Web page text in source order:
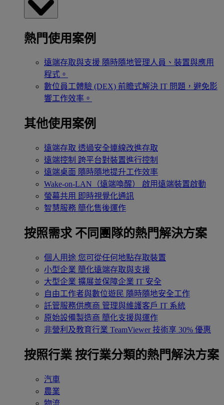
熱門使用案例
遠端存取與支援 隨時隨地管理人員、裝置與應用
程式。
數位員工體驗 (DEX) 前瞻式解決 IT 問題，避免影
響工作效率。
其他使用案例
遠端存取 透過安全連線改進存取
遠端控制 跨平台對裝置進行控制
遠端桌面 隨時隨地提升工作效率
Wake-on-LAN（遠端喚醒）
啟用遠端裝置啟動
螢幕共用 即時視覺化通訊
智慧服務 簡化售後運作
按照需求 不同團隊的熱門解決方案
個人用途 您可從任何地點存取裝置
小型企業 簡化遠端存取與支援
大型企業 擴展並保障企業 IT 安全
自由工作者與數位遊民 隨時隨地安全工作
託管服務供應商 管理與維護客戶 IT 系統
原始設備製造商 簡化支援與運作
非營利及教育行業 TeamViewer 技術享 30% 優惠
按照行業 按行業分類的熱門解決方案
汽車
農業
物流